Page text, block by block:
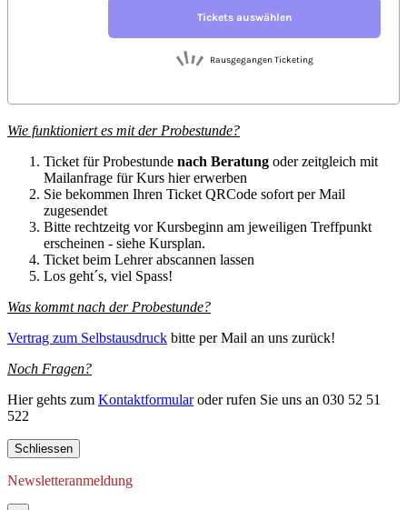
Wie funktioniert es mit der Probestunde?
Ticket für Probestunde nach Beratung oder zeitgleich mit
Mailanfrage für Kurs hier erwerben
Sie bekommen Ihren Ticket QRCode sofort per Mail
zugesendet
Bitte rechtzeitg vor Kursbeginn am jeweiligen Treffpunkt
erscheinen - siehe Kursplan.
Ticket beim Lehrer abscannen lassen
Los geht´s, viel Spass!
Was kommt nach der Probestunde?
Vertrag zum Selbstausdruck bitte per Mail an uns zurück!
Noch Fragen?
Hier gehts zum Kontaktformularoder rufen Sie uns an 030 52 51
522
Schliessen
Newsletteranmeldung